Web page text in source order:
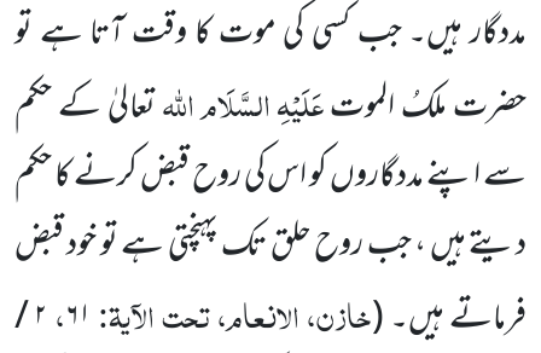
مددگار ہیں۔ جب کسی کی موت کا وقت آتا ہے تو
حضرت ملکُ الموتعَلَیْہِ السَّلَاماللہتعالیٰ کے حکم
سے اپنے مددگاروں کو اس کی روح قبض کرنے کا حکم
دیتے ہیں ، جب روح حلق تک پہنچتی ہے تو خود قبض
فرماتے ہیں۔(خازن، الانعام، تحت الآیۃ: ۶۱، ۲ /